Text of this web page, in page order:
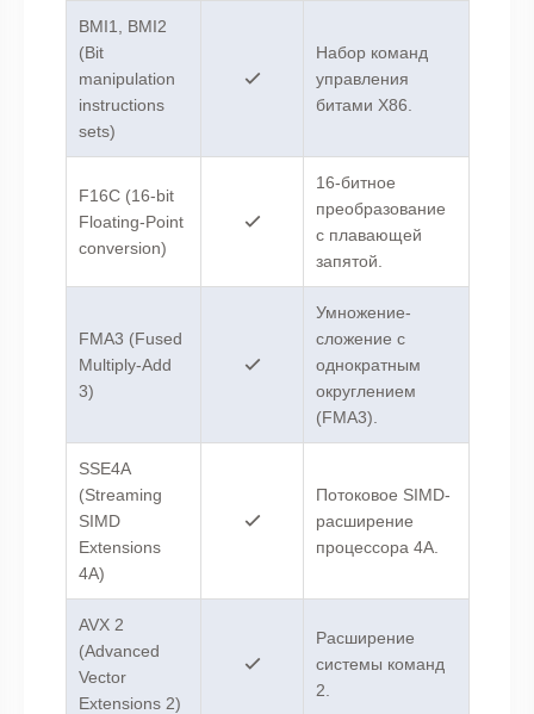
BMI1, BMI2
(Bit
manipulation
instructions
sets)
Набор команд
управления
битами X86.
F16C (16-bit
Floating-Point
conversion)
16-битное
преобразование
с плавающей
запятой.
FMA3 (Fused
Multiply-Add
3)
Умножение-
сложение с
однократным
округлением
(FMA3).
SSE4A
(Streaming
SIMD
Extensions
4A)
Потоковое SIMD-
расширение
процессора 4A.
AVX 2
(Advanced
Vector
Extensions 2)
Расширение
системы команд
2.